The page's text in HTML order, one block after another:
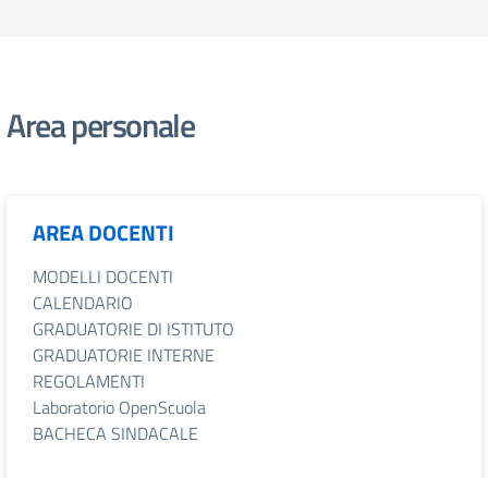
Area personale
AREA DOCENTI
MODELLI DOCENTI
CALENDARIO
GRADUATORIE DI ISTITUTO
GRADUATORIE INTERNE
REGOLAMENTI
Laboratorio OpenScuola
BACHECA SINDACALE